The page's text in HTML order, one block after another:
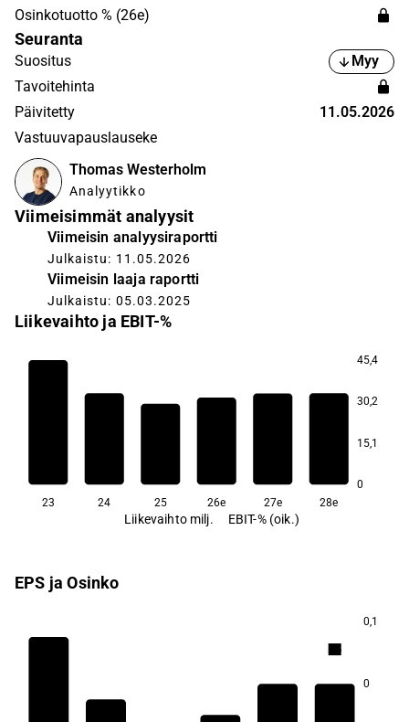
Osinkotuotto % (26e)
Seuranta
Suositus
Myy
Tavoitehinta
Päivitetty
11.05.2026
Vastuuvapauslauseke
Thomas Westerholm
Analyytikko
Viimeisimmät analyysit
Viimeisin analyysiraportti
Julkaistu: 11.05.2026
Viimeisin laaja raportti
Julkaistu: 05.03.2025
Liikevaihto ja EBIT-%
45,4
30,2
15,1
0
23 24 25 26e 27e 28e
Liikevaihto milj. EBIT-% (oik.)
EPS ja Osinko
0,1
0
3,5